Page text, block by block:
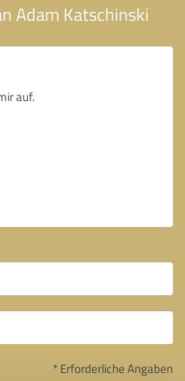
Adam Katschinski
* Erforderliche Angaben